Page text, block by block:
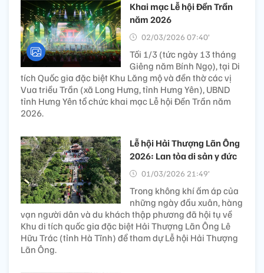
Khai mạc Lễ hội Đền Trần
năm 2026
02/03/2026 07:40’
Tối 1/3 (tức ngày 13 tháng
Giêng năm Bính Ngọ), tại Di
tích Quốc gia đặc biệt Khu Lăng mộ và đền thờ các vị
Vua triều Trần (xã Long Hưng, tỉnh Hưng Yên), UBND
tỉnh Hưng Yên tổ chức khai mạc Lễ hội Đền Trần năm
2026.
Lễ hội Hải Thượng Lãn Ông
2026: Lan tỏa di sản y đức
01/03/2026 21:49’
Trong không khí ấm áp của
những ngày đầu xuân, hàng
vạn người dân và du khách thập phương đã hội tụ về
Khu di tích quốc gia đặc biệt Hải Thượng Lãn Ông Lê
Hữu Trác (tỉnh Hà Tĩnh) để tham dự Lễ hội Hải Thượng
Lãn Ông.